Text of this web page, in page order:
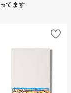
てます